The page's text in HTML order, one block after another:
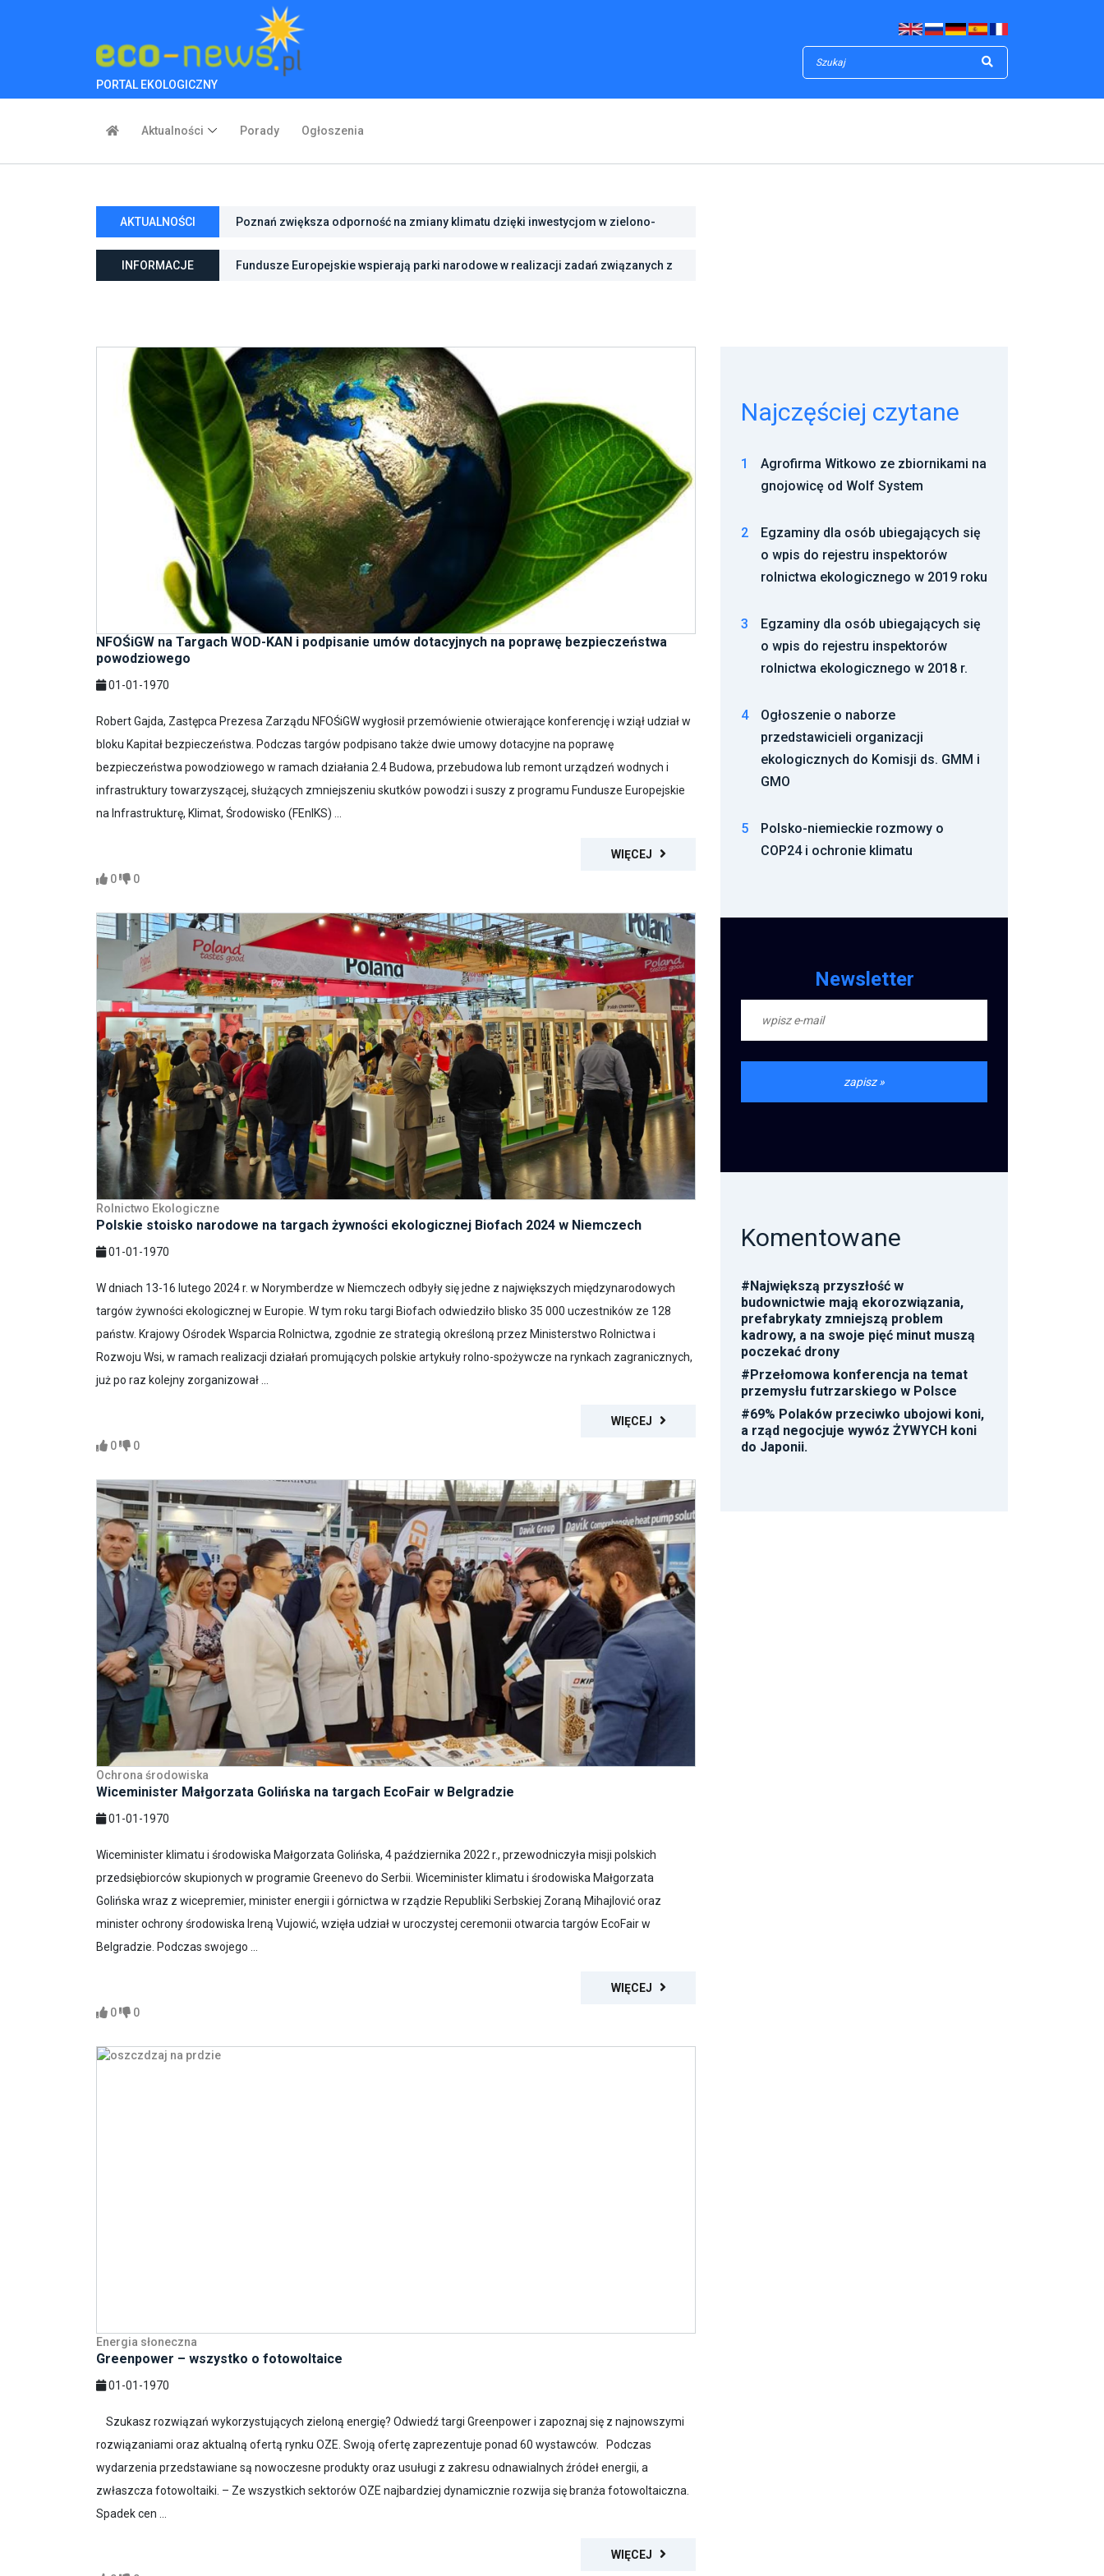
PORTAL EKOLOGICZNY
Aktualności Porady Ogłoszenia
AKTUALNOŚCI Poznań zwiększa odporność na zmiany klimatu dzięki inwestycjom w zielono-
INFORMACJE
Pierwszy rezerwat przyrody we Wrocławiu
ochroną przyrody
NFOŚiGW na Targach WOD-KAN i podpisanie umów dotacyjnych na poprawę bezpieczeństwa
powodziowego
01-01-1970
Robert Gajda, Zastępca Prezesa Zarządu NFOŚiGW wygłosił przemówienie otwierające konferencję i wziął udział w
bloku Kapitał bezpieczeństwa. Podczas targów podpisano także dwie umowy dotacyjne na poprawę
bezpieczeństwa powodziowego w ramach działania 2.4 Budowa, przebudowa lub remont urządzeń wodnych i
infrastruktury towarzyszącej, służących zmniejszeniu skutków powodzi i suszy z programu Fundusze Europejskie
na Infrastrukturę, Klimat, Środowisko (FEnIKS) ...
WIĘCEJ
0
0
Rolnictwo Ekologiczne
Polskie stoisko narodowe na targach żywności ekologicznej Biofach 2024 w Niemczech
01-01-1970
W dniach 13-16 lutego 2024 r. w Norymberdze w Niemczech odbyły się jedne z największych międzynarodowych
targów żywności ekologicznej w Europie. W tym roku targi Biofach odwiedziło blisko 35 000 uczestników ze 128
państw. Krajowy Ośrodek Wsparcia Rolnictwa, zgodnie ze strategią określoną przez Ministerstwo Rolnictwa i
Rozwoju Wsi, w ramach realizacji działań promujących polskie artykuły rolno-spożywcze na rynkach zagranicznych,
już po raz kolejny zorganizował ...
WIĘCEJ
0
0
Ochrona środowiska
Wiceminister Małgorzata Golińska na targach EcoFair w Belgradzie
01-01-1970
Wiceminister klimatu i środowiska Małgorzata Golińska, 4 października 2022 r., przewodniczyła misji polskich
przedsiębiorców skupionych w programie Greenevo do Serbii. Wiceminister klimatu i środowiska Małgorzata
Golińska wraz z wicepremier, minister energii i górnictwa w rządzie Republiki Serbskiej Zoraną Mihajlović oraz
minister ochrony środowiska Ireną Vujowić, wzięła udział w uroczystej ceremonii otwarcia targów EcoFair w
Belgradzie. Podczas swojego ...
WIĘCEJ
0
0
Energia słoneczna
Greenpower – wszystko o fotowoltaice
01-01-1970
Szukasz rozwiązań wykorzystujących zieloną energię? Odwiedź targi Greenpower i zapoznaj się z najnowszymi
rozwiązaniami oraz aktualną ofertą rynku OZE. Swoją ofertę zaprezentuje ponad 60 wystawców. Podczas
wydarzenia przedstawiane są nowoczesne produkty oraz usuługi z zakresu odnawialnych źródeł energii, a
zwłaszcza fotowoltaiki. – Ze wszystkich sektorów OZE najbardziej dynamicznie rozwija się branża fotowoltaiczna.
Spadek cen ...
WIĘCEJ
Najczęściej czytane
1
Agrofirma Witkowo ze zbiornikami na
gnojowicę od Wolf System
2
Egzaminy dla osób ubiegających się
o wpis do rejestru inspektorów
rolnictwa ekologicznego w 2019 roku
3
Egzaminy dla osób ubiegających się
o wpis do rejestru inspektorów
rolnictwa ekologicznego w 2018 r.
4
Ogłoszenie o naborze
przedstawicieli organizacji
ekologicznych do Komisji ds. GMM i
GMO
5
Polsko-niemieckie rozmowy o
COP24 i ochronie klimatu
Newsletter
Komentowane
#Największą przyszłość w
budownictwie mają ekorozwiązania,
prefabrykaty zmniejszą problem
kadrowy, a na swoje pięć minut muszą
poczekać drony
#Przełomowa konferencja na temat
przemysłu futrzarskiego w Polsce
#69% Polaków przeciwko ubojowi koni,
a rząd negocjuje wywóz ŻYWYCH koni
do Japonii.